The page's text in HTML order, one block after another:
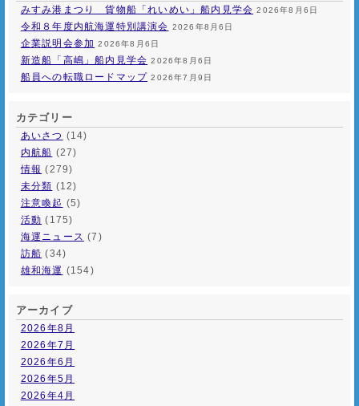
みすみ港まつり 貨物船「れいめい」船内見学会 2026年8月6日
令和８年度内航海運特別講演会 2026年8月6日
企業説明会参加 2026年8月6日
新造船「高嶋」船内見学会 2026年8月6日
船員への転職ロードマップ 2026年7月9日
カテゴリー
あいさつ (14)
内航船 (27)
情報 (279)
未分類 (12)
注意喚起 (5)
活動 (175)
海運ニュース (7)
訪船 (34)
雄和海運 (154)
アーカイブ
2026年8月
2026年7月
2026年6月
2026年5月
2026年4月